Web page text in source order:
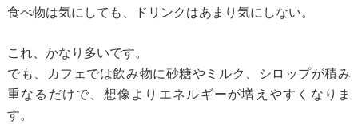
食べ物は気にしても、ドリンクはあまり気にしない。
これ、かなり多いです。
でも、カフェでは飲み物に砂糖やミルク、シロップが積み
重なるだけで、 想像よりエネルギーが増えやすくなりま
す。